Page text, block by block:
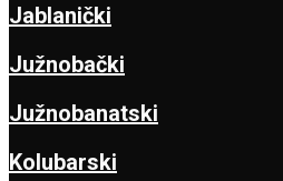
Jablanički
Južnobački
Južnobanatski
Kolubarski